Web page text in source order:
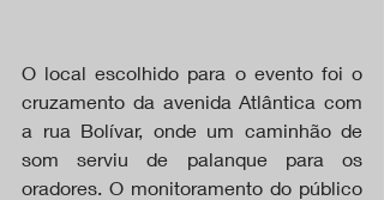
O local escolhido para o evento foi o
cruzamento da avenida Atlântica com
a rua Bolívar, onde um caminhão de
som serviu de palanque para os
oradores. O monitoramento do público